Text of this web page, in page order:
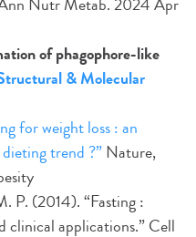
Nutr Metab. 2024 Apr
of phagophore-like
& Molecular
for weight loss : an
trend ?”Nature,
P. (2014). “Fasting :
clinical applications.” Cell